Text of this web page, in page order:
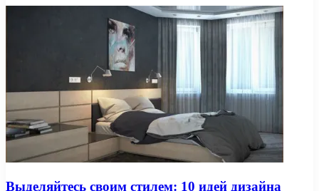
Выделяйтесь своим стилем: 10 идей дизайна